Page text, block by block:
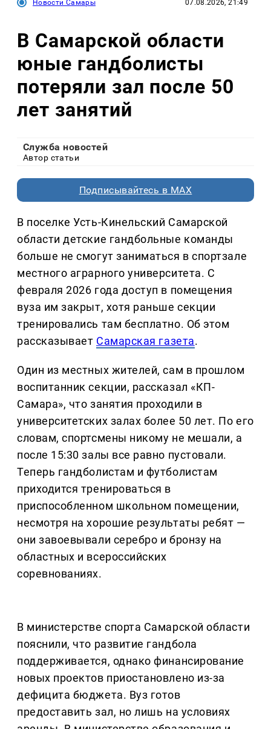
Новости Самары 07.08.2026, 21:49
В Самарской области
юные гандболисты
потеряли зал после 50
лет занятий
Служба новостей
Автор статьи
Подписывайтесь в MAX
В поселке Усть-Кинельский Самарской
области детские гандбольные команды
больше не смогут заниматься в спортзале
местного аграрного университета. С
февраля 2026 года доступ в помещения
вуза им закрыт, хотя раньше секции
тренировались там бесплатно. Об этом
рассказывает Самарская газета.
Один из местных жителей, сам в прошлом
воспитанник секции, рассказал «КП-
Самара», что занятия проходили в
университетских залах более 50 лет. По его
словам, спортсмены никому не мешали, а
после 15:30 залы все равно пустовали.
Теперь гандболистам и футболистам
приходится тренироваться в
приспособленном школьном помещении,
несмотря на хорошие результаты ребят —
они завоевывали серебро и бронзу на
областных и всероссийских
соревнованиях.
В министерстве спорта Самарской области
пояснили, что развитие гандбола
поддерживается, однако финансирование
новых проектов приостановлено из-за
дефицита бюджета. Вуз готов
предоставить зал, но лишь на условиях